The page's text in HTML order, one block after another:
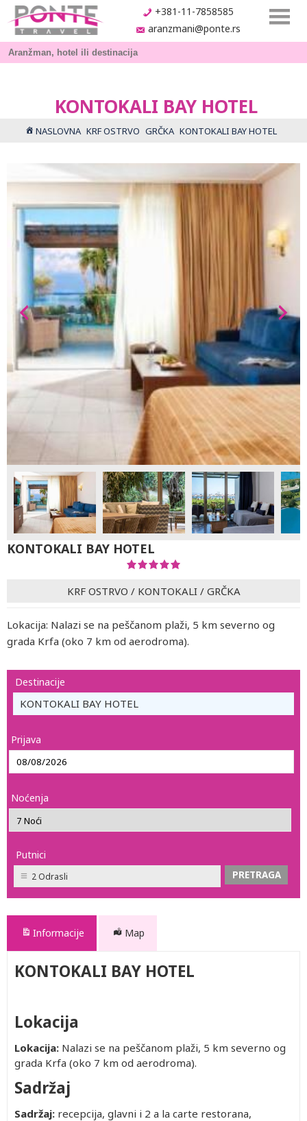
+381-11-7858585
aranzmani@ponte.rs
KONTOKALI BAY HOTEL
NASLOVNA KRF OSTRVO GRČKA KONTOKALI BAY HOTEL
KONTOKALI BAY HOTEL
KRF OSTRVO / KONTOKALI/ GRČKA
Lokacija: Nalazi se na peščanom plaži, 5 km severno og
grada Krfa (oko 7 km od aerodroma).
Destinacije
KONTOKALI BAY HOTEL
Prijava
Noćenja
Putnici
2 Odrasli
Informacije Map
KONTOKALI BAY HOTEL
Lokacija
Lokacija: Nalazi se na peščanom plaži, 5 km severno og
grada Krfa (oko 7 km od aerodroma).
Sadržaj
Sadržaj: recepcija, glavni i 2 a la carte restorana,